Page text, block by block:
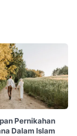
Pernikahan
Dalam Islam